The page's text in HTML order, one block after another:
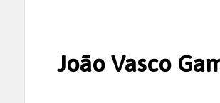
João Vasco